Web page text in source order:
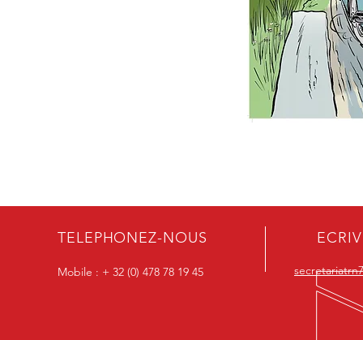
TELEPHONEZ-NOUS
Mobile : + 32 (0) 478 78 19 45